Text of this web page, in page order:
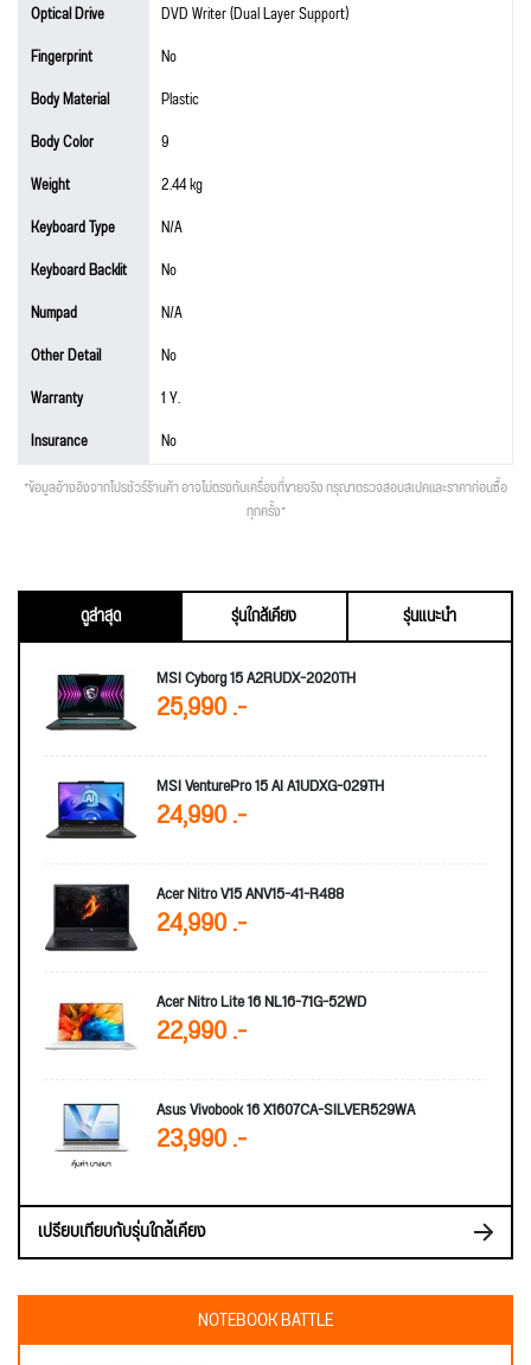
Optical Drive
DVD Writer (Dual Layer Support)
Fingerprint
No
Body Material
Plastic
Body Color
9
Weight
2.44 kg
Keyboard Type
N/A
Keyboard Backlit
No
Numpad
N/A
Other Detail
No
Warranty
1 Y.
Insurance
No
*ข้อมูลอ้างอิงจากโปรชัวร์ร้านค้า อาจไม่ตรงกับเครื่องที่ขายจริง กรุณาตรวจสอบสเปคและราคาก่อนซื้อ
ทุกครั้ง*
ดูล่าสุด รุ่นใกล้เคียง
รุ่นแนะนำ
MSI Cyborg 15 A2RUDX-2020TH
25,990 .-
MSI VenturePro 15 AI A1UDXG-029TH
24,990 .-
Acer Nitro V15 ANV15-41-R488
24,990 .-
Acer Nitro Lite 16 NL16-71G-52WD
22,990 .-
Asus Vivobook 16 X1607CA-SILVER529WA
23,990 .-
เปรียบเทียบกับรุ่นใกล้เคียง
NOTEBOOK BATTLE